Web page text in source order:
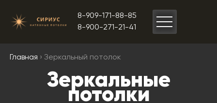
8-909-171-88-85
8-900-271-21-41
Главная › Зеркальный потолок
Зеркальные
потолки